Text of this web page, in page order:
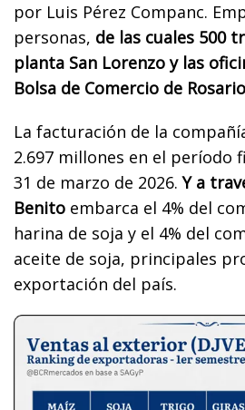
por Luis Pérez Companc.
personas, de las cuales 500
planta San Lorenzo y las
Bolsa de Comercio de
La facturación de la
2.697 millones en el período
31 de marzo de 2026.Y a
Benito embarca el 4% del
harina de soja y el 4% del
aceite de soja, principales
exportación del país.